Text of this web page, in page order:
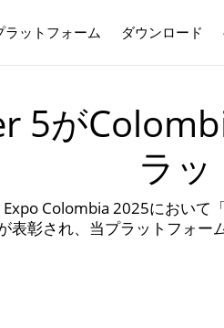
ラットフォーム ダウンロード
5が
ラ
Colombia 2025において
表彰され、当プラットフォ